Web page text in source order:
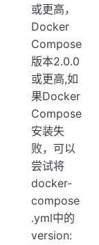
或更高，
Docker
Compose
版本2.0.0
或更高,如
果Docker
Compose
安装失
败，可以
尝试将
docker-
compose
.yml中的
version: